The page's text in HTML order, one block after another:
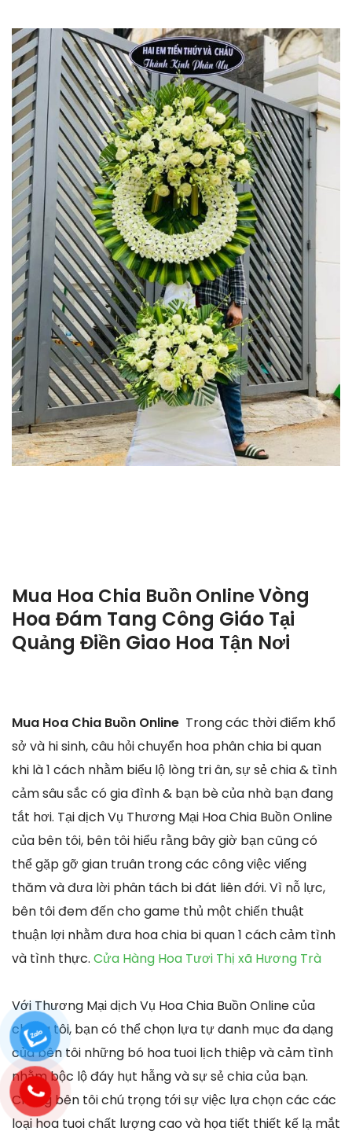
Mua Hoa Chia Buồn OnlineVòng
Hoa Đám Tang Công Giáo Tại
Quảng Điền Giao Hoa Tận Nơi
Mua Hoa Chia Buồn Online Trong các thời điểm khổ
sở và hi sinh, câu hỏi chuyển hoa phân chia bi quan
khi là 1 cách nhằm biểu lộ lòng tri ân, sự sẻ chia & tình
cảm sâu sắc có gia đình & bạn bè của nhà bạn đang
tắt hơi. Tại dịch Vụ Thương Mại Hoa Chia Buồn Online
của bên tôi, bên tôi hiểu rằng bây giờ bạn cũng có
thể gặp gỡ gian truân trong các công việc viếng
thăm và đưa lời phân tách bi đát liên đới. Vì nỗ lực,
bên tôi đem đến cho game thủ một chiến thuật
thuận lợi nhằm đưa hoa chia bi quan 1 cách cảm tình
và tình thực. Cửa Hàng Hoa Tươi Thị xã Hương Trà
Với Thương Mại dịch Vụ Hoa Chia Buồn Online của
chúng tôi, bạn có thể chọn lựa tự danh mục đa dạng
của bên tôi những bó hoa tuoi lịch thiệp và cảm tình
nhằm bộc lộ đáy hụt hẫng và sự sẻ chia của bạn.
Chúng bên tôi chú trọng tới sự việc lựa chọn các các
loại hoa tuoi chất lượng cao và họa tiết thiết kế lạ mắt